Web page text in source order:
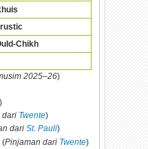
Chikh
2025–26)
)
dari Twente)
dariSt. Pauli)
(Pinjaman dari Twente)